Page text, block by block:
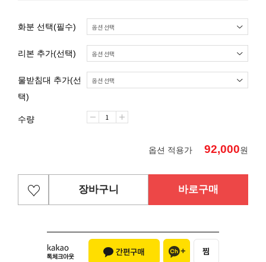
화분 선택(필수)
리본 추가(선택)
물받침대 추가(선
택)
수량
옵션 적용가 92,000원
장바구니 바로구매